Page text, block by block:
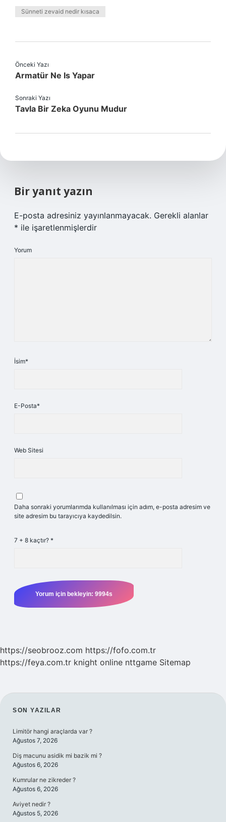
Sünneti zevaid nedir kısaca
Önceki Yazı
Armatür Ne Is Yapar
Sonraki Yazı
Tavla Bir Zeka Oyunu Mudur
Bir yanıt yazın
E-posta adresiniz yayınlanmayacak. Gerekli alanlar
* ile işaretlenmişlerdir
Yorum
İsim*
E-Posta*
Web Sitesi
Daha sonraki yorumlarımda kullanılması için adım, e-posta adresim ve
site adresim bu tarayıcıya kaydedilsin.
7 + 8 kaçtır? *
https://seobrooz.com https://fofo.com.tr
https://feya.com.tr knight online nttgame Sitemap
SIDEBAR
SON YAZILAR
Limitör hangi araçlarda var ?
Ağustos 7, 2026
Diş macunu asidik mi bazik mi ?
Ağustos 6, 2026
Kumrular ne zikreder ?
Ağustos 6, 2026
Aviyet nedir ?
Ağustos 5, 2026